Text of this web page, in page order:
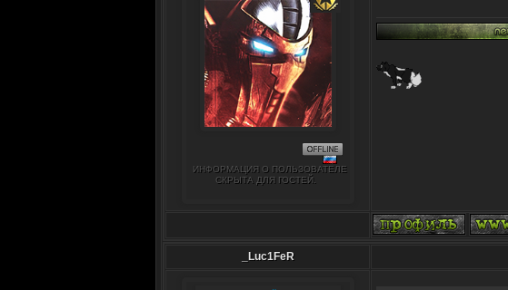
ИНФОРМАЦИЯ О ПОЛЬЗОВАТЕЛЕ
СКРЫТА ДЛЯ ГОСТЕЙ.
_Luc1FeR